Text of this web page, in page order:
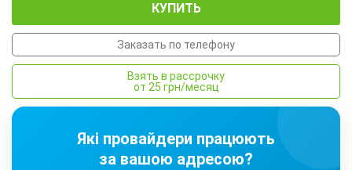
КУПИТЬ
Заказать по телефону
Взять в рассрочку
от 25 грн/месяц
Які провайдери працюють
за вашою адресою?